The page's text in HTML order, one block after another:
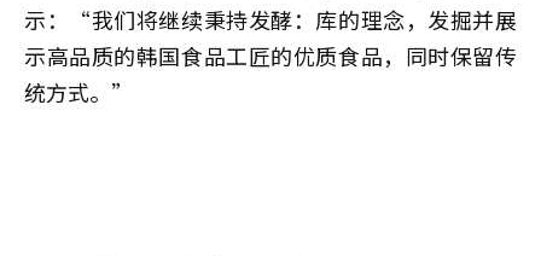
示：“我们将继续秉持发酵：库的理念，发掘并展
示高品质的韩国食品工匠的优质食品，同时保留传
统方式。”